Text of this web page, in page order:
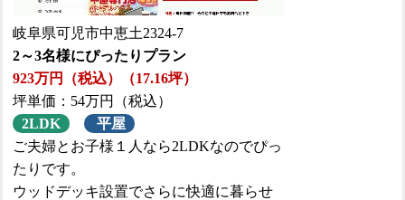
岐阜県可児市中恵土2324-7
2～3名様にぴったりプラン
923万円（税込）（17.16坪）
坪単価：54万円（税込）
2LDK
平屋
ご夫婦とお子様１人なら2LDKなのでぴっ
たりです。
ウッドデッキ設置でさらに快適に暮らせ